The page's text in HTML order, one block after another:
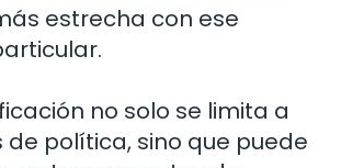
estrecha con ese
no solo se limita a
de política, sino que puede